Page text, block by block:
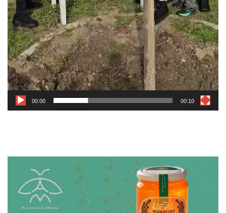
00:00 00:10